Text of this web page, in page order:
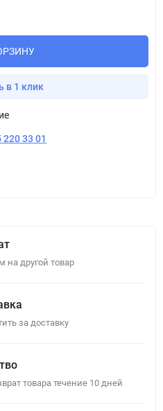
в 1 клик
220 33 01
другой товар
за доставку
товара течение 10 дней